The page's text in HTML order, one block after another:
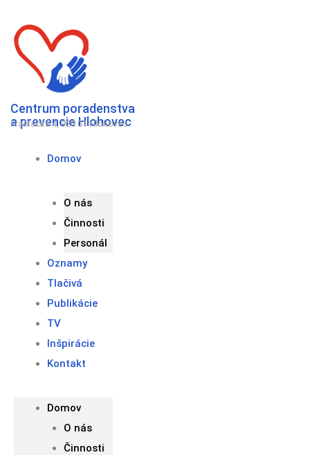
obsah
Centrum poradenstva
a prevencie Hlohovec
Fraštacká 4, 920 01 Hlohovec
Domov
O nás
Činnosti
Personál
Oznamy
Tlačivá
Publikácie
TV
Inšpirácie
Kontakt
Domov
O nás
Činnosti